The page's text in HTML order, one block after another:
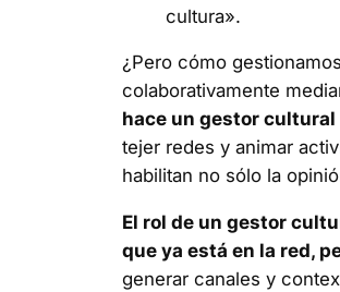
cultura».
¿Pero cómo
colaborativamente
hace un gestor
tejer redes y animar
habilitan no sólo la
El rol de un gestor
que ya está en la red,
generar canales y